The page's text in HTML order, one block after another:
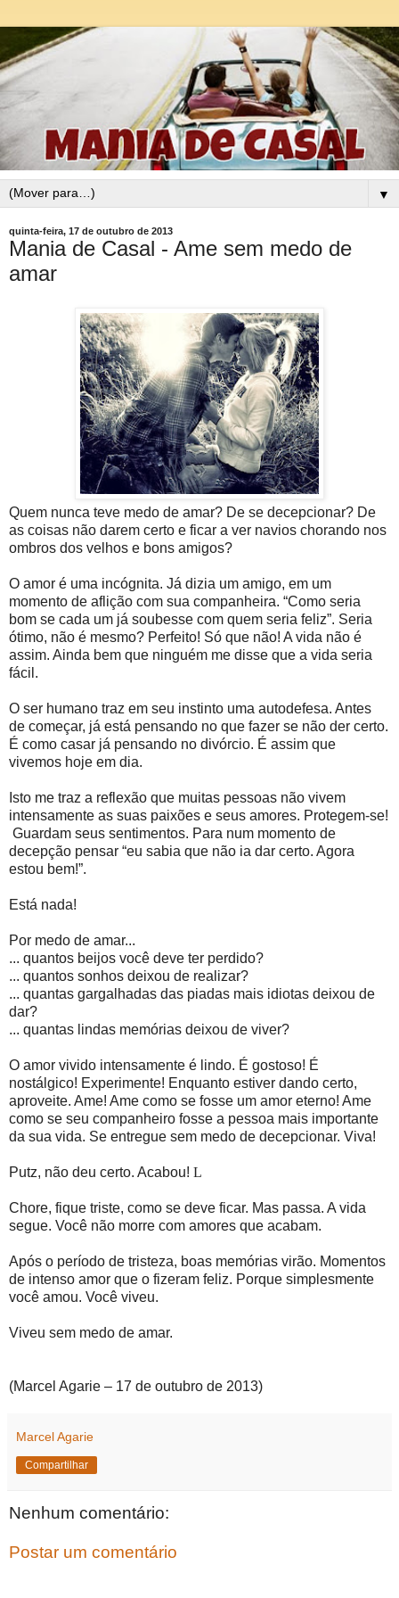
▼
quinta-feira, 17 de outubro de 2013
Mania de Casal - Ame sem medo de
amar
Quem nunca teve medo de amar? De se decepcionar? De
as coisas não darem certo e ficar a ver navios chorando nos
ombros dos velhos e bons amigos?
O amor é uma incógnita. Já dizia um amigo, em um
momento de aflição com sua companheira. “Como seria
bom se cada um já soubesse com quem seria feliz”. Seria
ótimo, não é mesmo? Perfeito! Só que não! A vida não é
assim. Ainda bem que ninguém me disse que a vida seria
fácil.
O ser humano traz em seu instinto uma autodefesa. Antes
de começar, já está pensando no que fazer se não der certo.
É como casar já pensando no divórcio. É assim que
vivemos hoje em dia.
Isto me traz a reflexão que muitas pessoas não vivem
intensamente as suas paixões e seus amores. Protegem-se!
Guardam seus sentimentos. Para num momento de
decepção pensar “eu sabia que não ia dar certo. Agora
estou bem!”.
Está nada!
Por medo de amar...
... quantos beijos você deve ter perdido?
... quantos sonhos deixou de realizar?
... quantas gargalhadas das piadas mais idiotas deixou de
dar?
... quantas lindas memórias deixou de viver?
O amor vivido intensamente é lindo. É gostoso! É
nostálgico! Experimente! Enquanto estiver dando certo,
aproveite. Ame! Ame como se fosse um amor eterno! Ame
como se seu companheiro fosse a pessoa mais importante
da sua vida. Se entregue sem medo de decepcionar. Viva!
Putz, não deu certo. Acabou! L
Chore, fique triste, como se deve ficar. Mas passa. A vida
segue. Você não morre com amores que acabam.
Após o período de tristeza, boas memórias virão. Momentos
de intenso amor que o fizeram feliz. Porque simplesmente
você amou. Você viveu.
Viveu sem medo de amar.
(Marcel Agarie – 17 de outubro de 2013)
Marcel Agarie
Compartilhar
Nenhum comentário:
Postar um comentário